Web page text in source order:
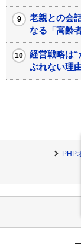
老親との会
なる「高齢
経営戦略は
ぶれない理
PHP